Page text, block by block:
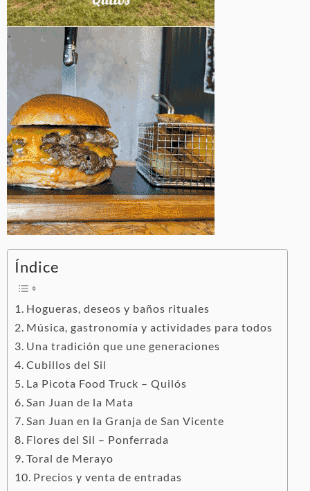
Índice
Hogueras, deseos y baños rituales
Música, gastronomía y actividades para todos
Una tradición que une generaciones
Cubillos del Sil
La Picota Food Truck – Quilós
San Juan de la Mata
San Juan en la Granja de San Vicente
Flores del Sil – Ponferrada
Toral de Merayo
Precios y venta de entradas